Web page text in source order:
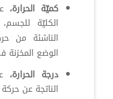
كميّة الحرارة،
الكليّة
الناشئة من
الوضع المخزنة
درجة الحرارة،
الناتجة عن